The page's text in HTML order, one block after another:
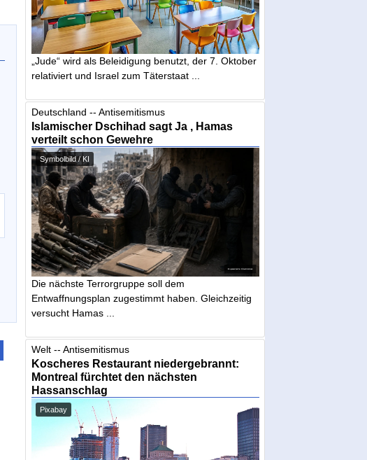
„Jude“ wird als Beleidigung benutzt, der 7. Oktober
relativiert und Israel zum Täterstaat ...
Deutschland -- Antisemitismus
Islamischer Dschihad sagt Ja , Hamas
verteilt schon Gewehre
Symbolbild / KI
Die nächste Terrorgruppe soll dem
Entwaffnungsplan zugestimmt haben. Gleichzeitig
versucht Hamas ...
Welt -- Antisemitismus
Koscheres Restaurant niedergebrannt:
Montreal fürchtet den nächsten
Hassanschlag
Pixabay